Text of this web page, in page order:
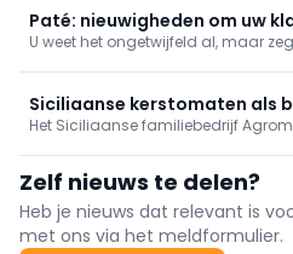
Paté: nieuwigheden om uw
U weet het ongetwijfeld al, maar
smaken, voor elk moment van de
wereld aan boeiende combinaties
Siciliaanse kerstomaten als
pastasaus
Het Siciliaanse familiebedrijf
Zelf nieuws te delen?
Heb je nieuws dat relevant is
met ons via het meldformulier.